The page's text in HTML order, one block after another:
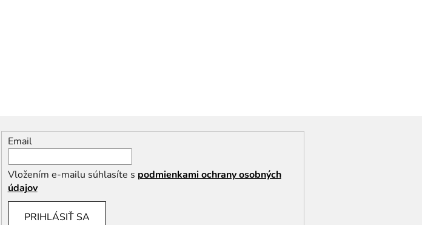
v
ý
p
Email
Vložením e-mailu súhlasíte s podmienkami ochrany osobných
údajov
PRIHLÁSIŤ SA